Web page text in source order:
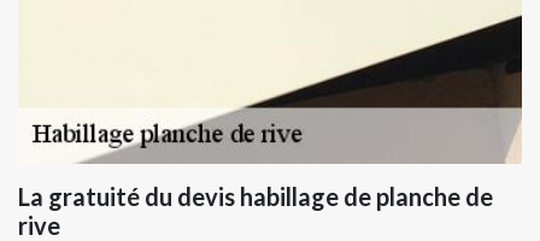
La gratuité du devis habillage de planche de
rive